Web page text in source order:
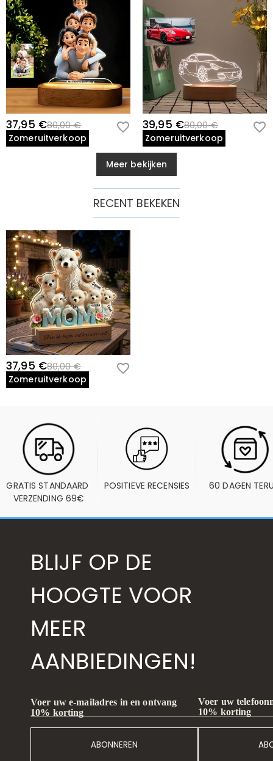
37,95 €80,00 €
Zomeruitverkoop
39,95 €80,00 €
Zomeruitverkoop
Meer bekijken
RECENT BEKEKEN
37,95 €80,00 €
Zomeruitverkoop
GRATIS STANDAARD
VERZENDING 69€
POSITIEVE RECENSIES 60 DAGEN
BLIJF OP DE
HOOGTE VOOR
MEER
AANBIEDINGEN!
Voer uw e-mailadres in en ontvang
10% korting
ABONNEREN
Voer uw
10% korting